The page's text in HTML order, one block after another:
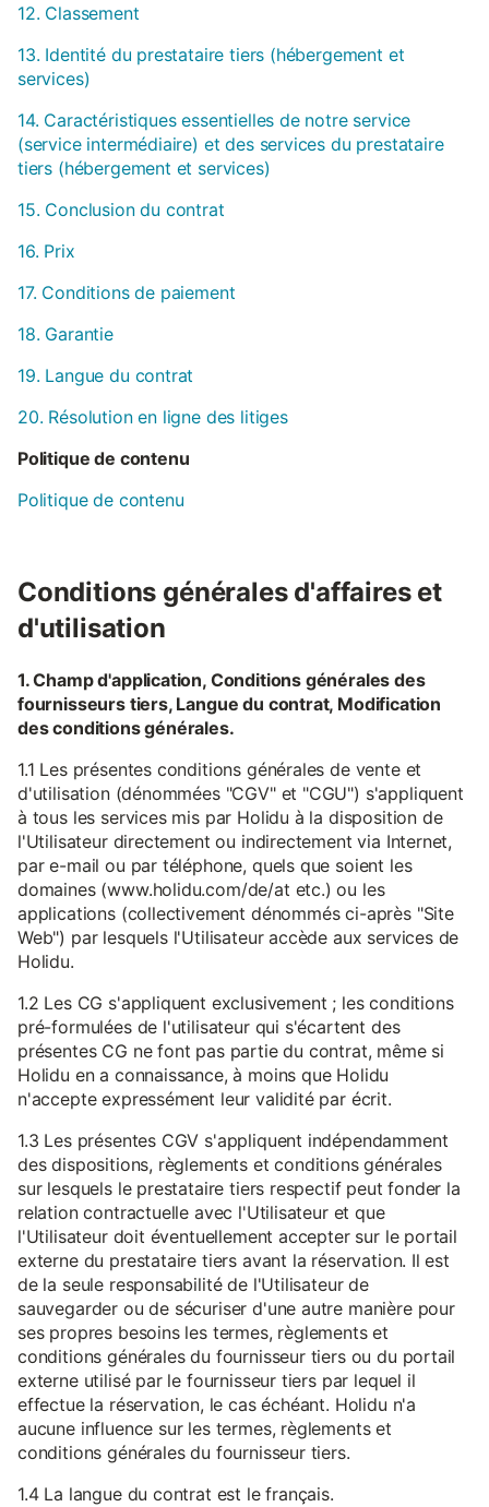
12. Classement
13. Identité du prestataire tiers (hébergement et
services)
14. Caractéristiques essentielles de notre service
(service intermédiaire) et des services du prestataire
tiers (hébergement et services)
15. Conclusion du contrat
16. Prix
17. Conditions de paiement
18. Garantie
19. Langue du contrat
20. Résolution en ligne des litiges
Politique de contenu
Politique de contenu
Conditions générales d'affaires et
d'utilisation
1. Champ d'application, Conditions générales des
fournisseurs tiers, Langue du contrat, Modification
des conditions générales.
1.1 Les présentes conditions générales de vente et
d'utilisation (dénommées "CGV" et "CGU") s'appliquent
à tous les services mis par Holidu à la disposition de
l'Utilisateur directement ou indirectement via Internet,
par e-mail ou par téléphone, quels que soient les
domaines (www.holidu.com/de/at etc.) ou les
applications (collectivement dénommés ci-après "Site
Web") par lesquels l'Utilisateur accède aux services de
Holidu.
1.2 Les CG s'appliquent exclusivement ; les conditions
pré-formulées de l'utilisateur qui s'écartent des
présentes CG ne font pas partie du contrat, même si
Holidu en a connaissance, à moins que Holidu
n'accepte expressément leur validité par écrit.
1.3 Les présentes CGV s'appliquent indépendamment
des dispositions, règlements et conditions générales
sur lesquels le prestataire tiers respectif peut fonder la
relation contractuelle avec l'Utilisateur et que
l'Utilisateur doit éventuellement accepter sur le portail
externe du prestataire tiers avant la réservation. Il est
de la seule responsabilité de l'Utilisateur de
sauvegarder ou de sécuriser d'une autre manière pour
ses propres besoins les termes, règlements et
conditions générales du fournisseur tiers ou du portail
externe utilisé par le fournisseur tiers par lequel il
effectue la réservation, le cas échéant. Holidu n'a
aucune influence sur les termes, règlements et
conditions générales du fournisseur tiers.
1.4 La langue du contrat est le français.